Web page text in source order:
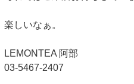
楽しいなぁ。
LEMONTEA 阿部
03-5467-2407